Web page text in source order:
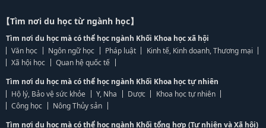
【Tìm nơi du học từ ngành học】
Tìm nơi du học mà có thể học ngành Khối Khoa học xã hội
Văn học
Ngôn ngữ học Pháp luật
Kinh tế, Kinh doanh, Thương mại
Xã hội học
Quan hệ quốc tế
Tìm nơi du học mà có thể học ngành Khối Khoa học tự nhiên
Hộ lý, Bảo vệ sức khỏe
Y, Nha Dược
Khoa học tự nhiên
Công học
Nông Thủy sản
Tìm nơi du học mà có thể học ngành Khối tổng hợp (Tự nhiên và Xã hội)